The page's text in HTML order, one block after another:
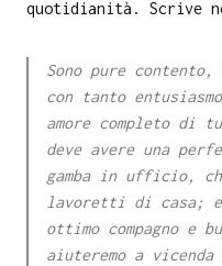
quotidianità. Scrive
Sono pure
con tanto
amore completo di
deve avere una
gamba in ufficio,
lavoretti di casa; e
ottimo compagno e
aiuteremo a